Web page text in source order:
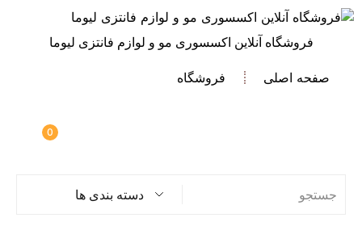
فروشگاه آنلاین اکسسوری مو و لوازم فانتزی لیوما
صفحه اصلی فروشگاه
0
دسته بندی ها